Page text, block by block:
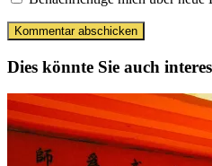
Dies könnte Sie auch